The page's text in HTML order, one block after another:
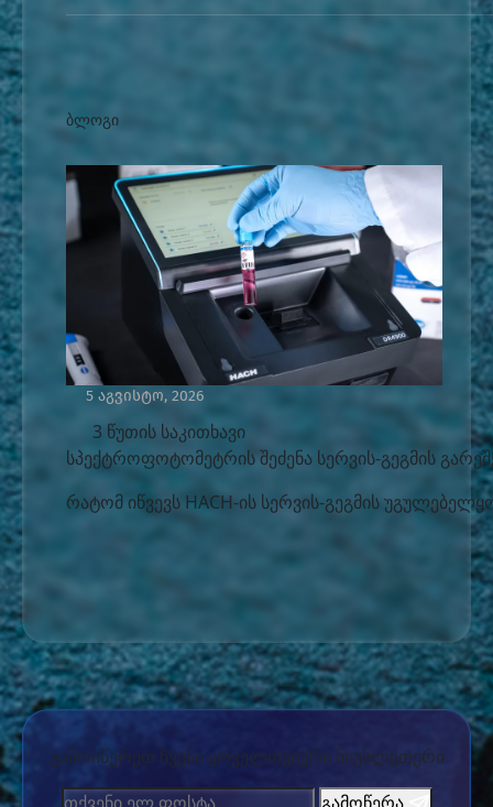
ბლოგი
5 აგვისტო, 2026
3 წუთის საკითხავი
სპექტროფოტომეტრის შეძენა სერვის-გეგმის
რატომ იწვევს HACH-ის სერვის-გეგმის
გამოიწერეთ ჩვენი ყოველთვიური ნიუსლეთერი